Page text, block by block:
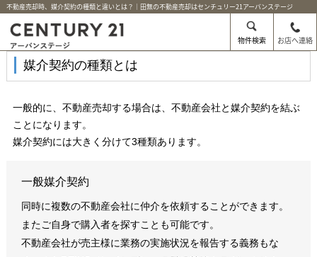
不動産売却時、媒介契約の種類と違いとは？｜田無の不動産売却はセンチュリー21アーバンステージ
物件検索 お店へ連絡